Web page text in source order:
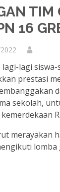
TIM
16
lagi siswa-
prestasi
sekolah,
merayakan
lomba